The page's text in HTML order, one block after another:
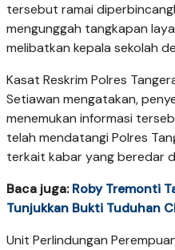
tersebut ramai
mengunggah tangkapan
melibatkan kepala sekolah
Kasat Reskrim Polres
Setiawan mengatakan,
menemukan informasi
telah mendatangi Polres
terkait kabar yang beredar
Baca juga:Roby Tremonti
Tunjukkan Bukti Tuduhan
Unit Perlindungan